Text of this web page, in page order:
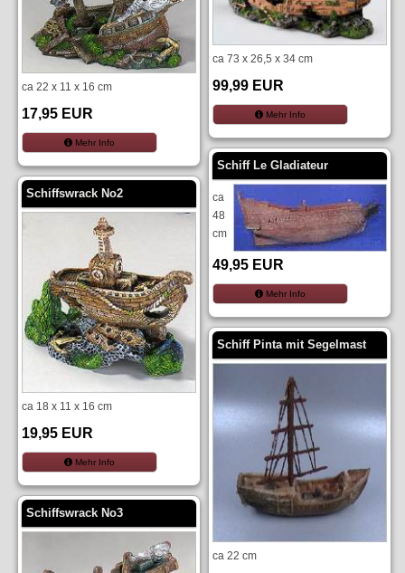
ca 22 x 11 x 16 cm
17,95 EUR
Mehr Info
Schiffswrack No2
ca 18 x 11 x 16 cm
19,95 EUR
Mehr Info
Schiffswrack No3
ca 73 x 26,5 x 34 cm
99,99 EUR
Mehr Info
Schiff Le Gladiateur
ca
48
cm
49,95 EUR
Mehr Info
Schiff Pinta mit Segelmast
ca 22 cm